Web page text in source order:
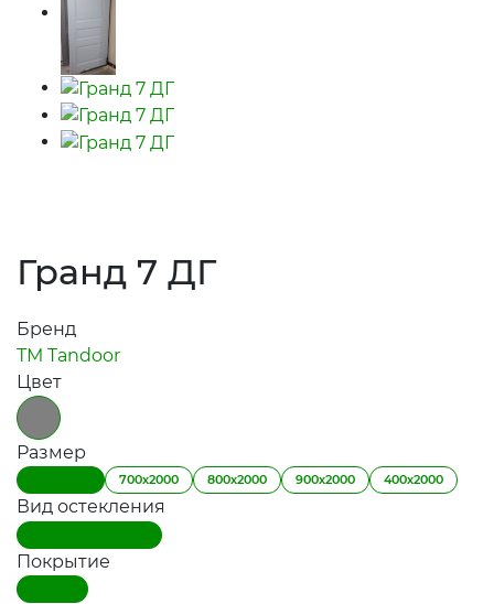
Гранд 7 ДГ
Бренд
ТМ Tandoor
Цвет
Размер
700х2000 800х2000 900х2000 400х2000
Вид остекления
Покрытие